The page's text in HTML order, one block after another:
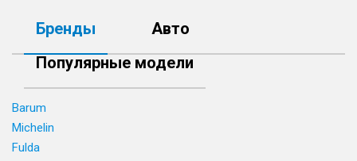
Бренды
Авто
Популярные модели
Barum
Michelin
Fulda